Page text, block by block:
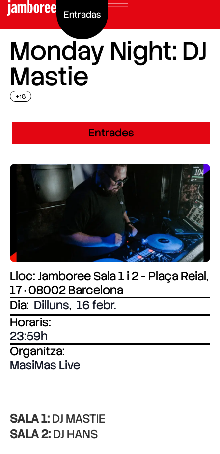
Entradas
Monday Night: DJ
Mastie
+18
Entrades
Lloc: Jamboree Sala 1 i 2 - Plaça Reial,
17 · 08002 Barcelona
Dia: Dilluns, 16 febr.
Horaris:
23:59
Organitza:
MasiMas Live
SALA 1:DJ MASTIE
SALA 2:DJ HANS